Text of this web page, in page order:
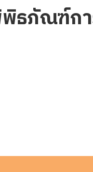
ธภัณฑ์ก